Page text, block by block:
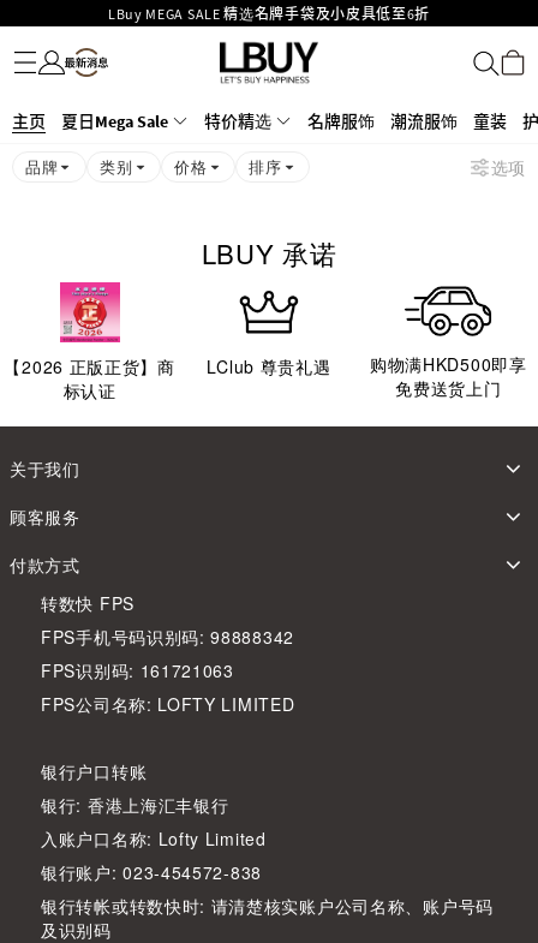
LBuy MEGA SALE 精选名牌手袋及小皮具低至6折
Goyard Hobo / Hobo Mini人气限量特别版限时原价低至75折!
LBuy呈献 - Hermès 及 Chanel 手袋及首饰低至6折，立即入手!
426号铺！
MOKO 1楼175号铺旗舰店特设名牌Hermès、CHANEL及LV专区！
购物满HKD500即享免运费！
名牌服饰
潮流服饰
童装
护肤美妆
香水香薰
个人护理
母婴护理
游戏及精品玩具
文仪用品
家居生活
电子产品
美食
医药保健
运动与户外用品
主页 夏日Mega Sale 特价精选 名牌服饰 潮流服饰 童装
品牌 类别 价格 排序 选项
LBUY 承诺
【2026 正版正货】商
标认证
LClub 尊贵礼遇
购物满HKD500即享
免费送货上门
关于我们
顾客服务
付款方式
转数快 FPS
FPS手机号码识别码: 98888342
FPS识别码: 161721063
FPS公司名称: LOFTY LIMITED
银行户口转账
银行: 香港上海汇丰银行
入账户口名称: Lofty Limited
银行账户: 023-454572-838
银行转帐或转数快时: 请清楚核实账户公司名称、账户号码
及识别码